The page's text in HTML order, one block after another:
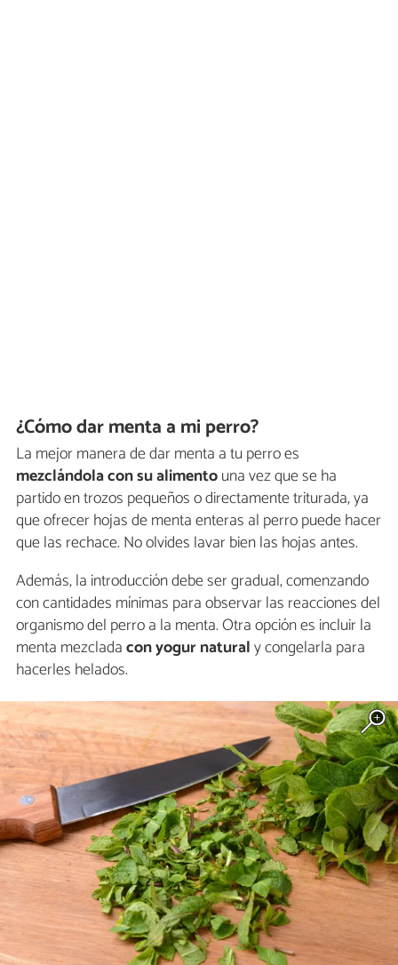
¿Cómo dar menta a mi perro?
La mejor manera de dar menta a tu perro es
mezclándola con su alimentouna vez que se ha
partido en trozos pequeños o directamente triturada, ya
que ofrecer hojas de menta enteras al perro puede hacer
que las rechace. No olvides lavar bien las hojas antes.
Además, la introducción debe ser gradual, comenzando
con cantidades mínimas para observar las reacciones del
organismo del perro a la menta. Otra opción es incluir la
menta mezcladacon yogur naturaly congelarla para
hacerles helados.